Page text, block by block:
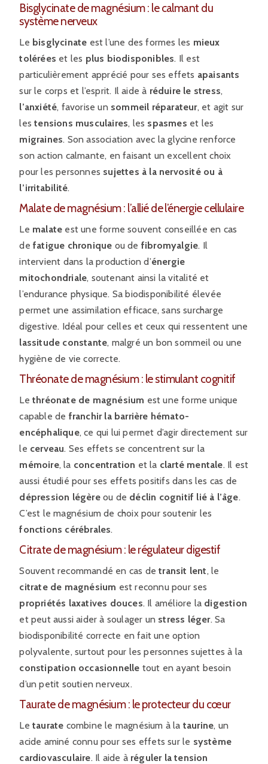
Bisglycinate de magnésium : le calmant du
système nerveux
Le bisglycinate est l’une des formes les mieux
tolérées et les plus biodisponibles. Il est
particulièrement apprécié pour ses effets apaisants
sur le corps et l’esprit. Il aide à réduire le stress,
l’anxiété, favorise un sommeil réparateur, et agit sur
lestensions musculaires, les spasmes et les
migraines. Son association avec la glycine renforce
son action calmante, en faisant un excellent choix
pour les personnes sujettes à la nervosité ou à
l’irritabilité.
Malate de magnésium : l’allié de l’énergie cellulaire
Le malate est une forme souvent conseillée en cas
defatigue chronique ou de fibromyalgie. Il
intervient dans la production d’énergie
mitochondriale, soutenant ainsi la vitalité et
l’endurance physique. Sa biodisponibilité élevée
permet une assimilation efficace, sans surcharge
digestive. Idéal pour celles et ceux qui ressentent une
lassitude constante, malgré un bon sommeil ou une
hygiène de vie correcte.
Thréonate de magnésium : le stimulant cognitif
Lethréonate de magnésium est une forme unique
capable de franchir la barrière hémato-
encéphalique, ce qui lui permet d’agir directement sur
le cerveau. Ses effets se concentrent sur la
mémoire, la concentration et la clarté mentale. Il est
aussi étudié pour ses effets positifs dans les cas de
dépression légèreou de déclin cognitif lié à l’âge.
C’est le magnésium de choix pour soutenir les
fonctions cérébrales.
Citrate de magnésium : le régulateur digestif
Souvent recommandé en cas detransit lent, le
citrate de magnésium est reconnu pour ses
propriétés laxatives douces. Il améliore la digestion
et peut aussi aider à soulager un stress léger. Sa
biodisponibilité correcte en fait une option
polyvalente, surtout pour les personnes sujettes à la
constipation occasionnelle tout en ayant besoin
d’un petit soutien nerveux.
Taurate de magnésium : le protecteur du cœur
Letaurate combine le magnésium à la taurine, un
acide aminé connu pour ses effets sur le système
cardiovasculaire. Il aide à réguler la tension